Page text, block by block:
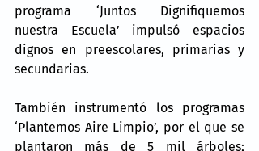
programa ‘Juntos Dignifiquemos
nuestra Escuela’ impulsó espacios
dignos en preescolares, primarias y
secundarias.
También instrumentó los programas
‘Plantemos Aire Limpio’, por el que se
plantaron más de 5 mil árboles;